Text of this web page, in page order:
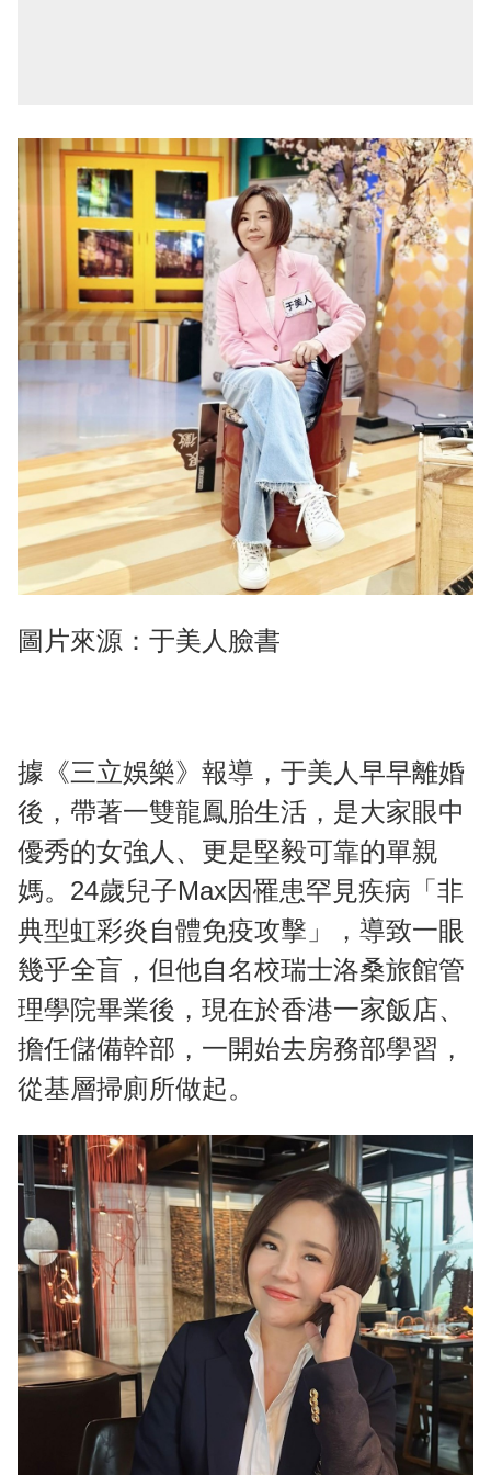
圖片來源：于美人臉書
據《三立娛樂》報導，于美人早早離婚
後，帶著一雙龍鳳胎生活，是大家眼中
優秀的女強人、更是堅毅可靠的單親
媽。24歲兒子Max因罹患罕見疾病「非
典型虹彩炎自體免疫攻擊」，導致一眼
幾乎全盲，但他自名校瑞士洛桑旅館管
理學院畢業後，現在於香港一家飯店、
擔任儲備幹部，一開始去房務部學習，
從基層掃廁所做起。